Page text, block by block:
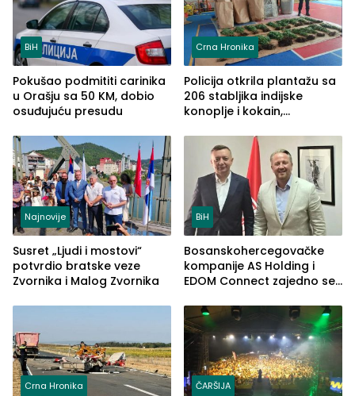
BiH
Pokušao podmititi carinika
u Orašju sa 50 KM, dobio
osuđujuću presudu
Crna Hronika
Policija otkrila plantažu sa
206 stabljika indijske
konoplje i kokain,
(FOTO)
Najnovije
Susret „Ljudi i mostovi“
potvrdio bratske veze
Zvornika i Malog Zvornika
BiH
Bosanskohercegovačke
kompanije AS Holding i
EDOM Connect zajedno se
Crna Hronika ČARŠIJA